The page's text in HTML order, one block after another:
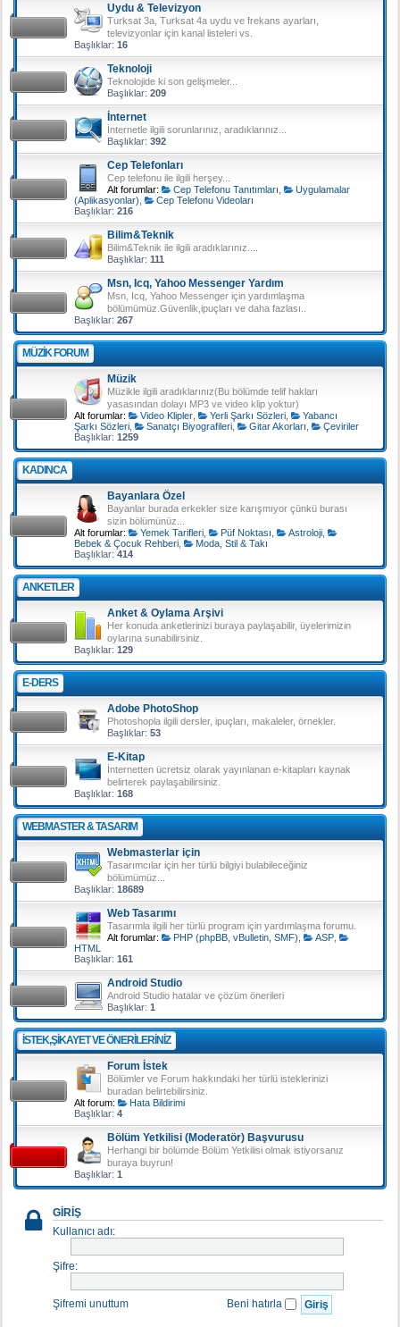
Uydu & Televizyon
Turksat 3a, Turksat 4a uydu ve frekans ayarları,
televizyonlar için kanal listeleri vs.
Başlıklar: 16
Teknoloji
Teknolojide ki son gelişmeler...
Başlıklar: 209
İnternet
İnternetle ilgili sorunlarınız, aradıklarınız...
Başlıklar: 392
Cep Telefonları
Cep telefonu ile ilgili herşey...
Alt forumlar:
Cep Telefonu Tanıtımları
Uygulamalar
(Aplikasyonlar)
Cep Telefonu Videoları
Başlıklar: 216
Bilim&Teknik
Bilim&Teknik ile ilgili aradıklarınız....
Başlıklar: 111
Msn, Icq, Yahoo Messenger Yardım
Msn, Icq, Yahoo Messenger için yardımlaşma
bölümümüz.Güvenlik,ipuçları ve daha fazlası..
Başlıklar: 267
MÜZIK FORUM
Müzik
Müzikle ilgili aradıklarınız(Bu bölümde telif hakları
yasasından dolayı MP3 ve video klip yoktur)
Alt forumlar:
Video Klipler, Yerli Şarkı Sözleri,
Yabancı
Şarkı Sözleri
Sanatçı Biyografileri, Gitar Akorları
Çeviriler
Başlıklar: 1259
KADINCA
Bayanlara Özel
Bayanlar burada erkekler size karışmıyor çünkü burası
sizin bölümünüz...
Alt forumlar:
Yemek Tarifleri, Püf Noktası Astroloji,
Bebek & Çocuk Rehberi
Moda, Stil & Takı
Başlıklar: 414
ANKETLER
Anket & Oylama Arşivi
Her konuda anketlerinizi buraya paylaşabilir, üyelerimizin
oylarına sunabilirsiniz.
Başlıklar: 129
E-DERS
Adobe PhotoShop
Photoshopla ilgili dersler, ipuçları, makaleler, örnekler.
Başlıklar: 53
E-Kitap
İnternetten ücretsiz olarak yayınlanan e-kitapları kaynak
belirterek paylaşabilirsiniz.
Başlıklar: 168
WEBMASTER & TASARIM
Webmasterlar için
Tasarımcılar için her türlü bilgiyi bulabileceğiniz
bölümümüz...
Başlıklar: 18689
Web Tasarımı
Tasarımla ilgili her türlü program için yardımlaşma forumu.
Alt forumlar:
PHP (phpBB, vBulletin, SMF) ASP,
HTML
Başlıklar: 161
Android Studio
Android Studio hatalar ve çözüm önerileri
Başlıklar: 1
İSTEK,ŞIKAYET VE ÖNERILERINIZ
Forum İstek
Bölümler ve Forum hakkındaki her türlü isteklerinizi
buradan belirtebilirsiniz.
Alt forum:
Hata Bildirimi
Başlıklar: 4
Bölüm Yetkilisi (Moderatör) Başvurusu
Herhangi bir bölümde Bölüm Yetkilisi olmak istiyorsanız
buraya buyrun!
Başlıklar: 1
GIRIŞ
Kullanıcı adı:
Şifre:
Şifremi unuttum Beni hatırla